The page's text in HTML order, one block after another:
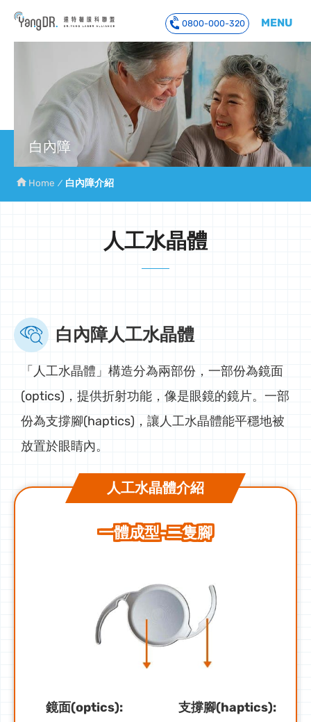
0800-000-320 MENU
白內障
Home 白內障介紹
人工水晶體
白內障人工水晶體
「人工水晶體」構造分為兩部份，一部份為鏡面
(optics)，提供折射功能，像是眼鏡的鏡片。一部
份為支撐腳(haptics)，讓人工水晶體能平穩地被
放置於眼睛內。
人工水晶體介紹
一體成型-二隻腳
支撐腳(haptics):
鏡面(optics):